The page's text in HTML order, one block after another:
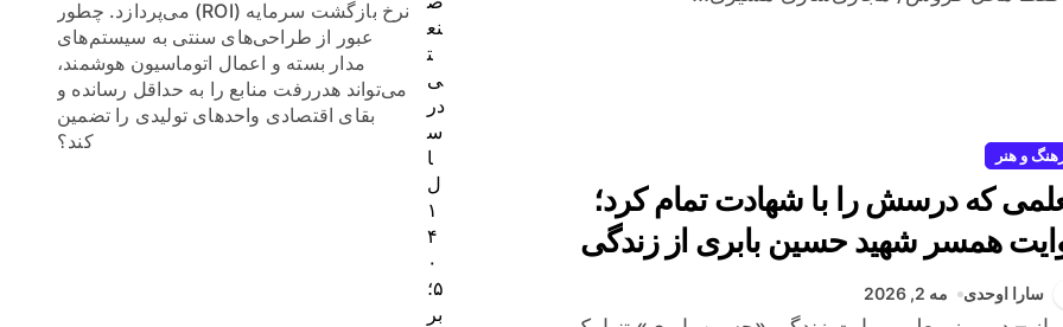
و هنر
که درسش را با شهادت تمام کرد؛
همسر شهید حسین بابری از زندگی
عشق تا آسمان
سارا اوحدی مه 2, 2026
نع
ت
ی
در
س
ا
ل
۱
۴
۰
۵؛
بر
نرخ بازگشت سرمایه (ROI) می‌پردازد. چطور
عبور از طراحی‌های سنتی به سیستم‌های
مدار بسته و اعمال اتوماسیون هوشمند،
می‌تواند هدررفت منابع را به حداقل رسانده و
بقای اقتصادی واحدهای تولیدی را تضمین
کند؟